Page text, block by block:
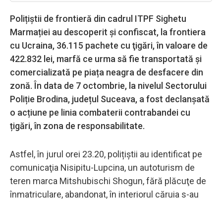
Polițiștii de frontieră din cadrul ITPF Sighetu
Marmației au descoperit şi confiscat, la frontiera
cu Ucraina, 36.115 pachete cu ţigări, în valoare de
422.832 lei, marfă ce urma să fie transportată și
comercializată pe piața neagra de desfacere din
zonă. În data de 7 octombrie, la nivelul Sectorului
Poliție Brodina, județul Suceava, a fost declanșată
o acțiune pe linia combaterii contrabandei cu
țigări, în zona de responsabilitate.
Astfel, în jurul orei 23.20, polițiștii au identificat pe
comunicaţia Nisipitu-Lupcina, un autoturism de
teren marca Mitshubischi Shogun, fără plăcuţe de
înmatriculare, abandonat, în interiorul căruia s-au